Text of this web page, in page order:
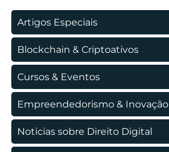
Artigos Especiais
Blockchain & Criptoativos
Cursos & Eventos
Empreendedorismo & Inovação
Noticias sobre Direito Digital